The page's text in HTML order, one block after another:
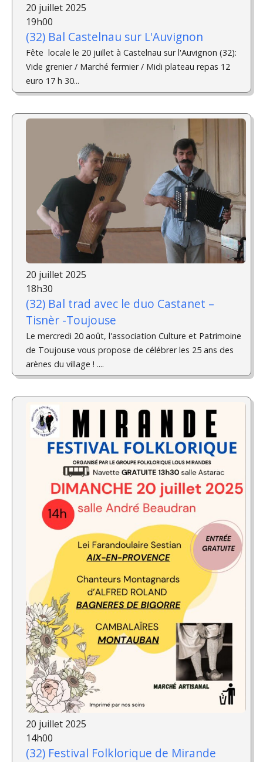
20 juillet 2025
19h00
(32) Bal Castelnau sur L'Auvignon
Fête locale le 20 juillet à Castelnau sur l'Auvignon (32):
Vide grenier / Marché fermier / Midi plateau repas 12
euro 17 h 30...
20 juillet 2025
18h30
(32) Bal trad avec le duo Castanet –
Tisnèr -Toujouse
Le mercredi 20 août, l'association Culture et Patrimoine
de Toujouse vous propose de célébrer les 25 ans des
arènes du village ! ....
20 juillet 2025
14h00
(32) Festival Folklorique de Mirande